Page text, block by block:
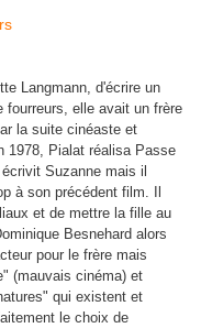
Langmann, d'écrire un
elle avait un frère
la suite cinéaste et
1978, Pialat réalisa Passe
Suzanne mais il
à son précédent film. Il
et de mettre la fille au
Besnehard alors
pour le frère mais
(mauvais cinéma) et
qui existent et
le choix de